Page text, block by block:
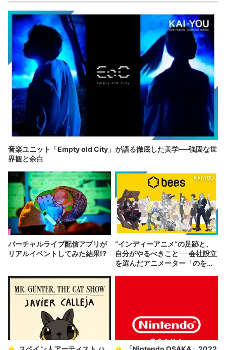
音楽ユニット「Empty old City」が語る徹底した美学──強固な世
界観と余白
バーチャルライブ配信アプリが
リアルイベントしてみた結果!?
“インディーアニメ“の足跡と、
自分がやるべきこと──会社設立
を選んだアニメーター「のを